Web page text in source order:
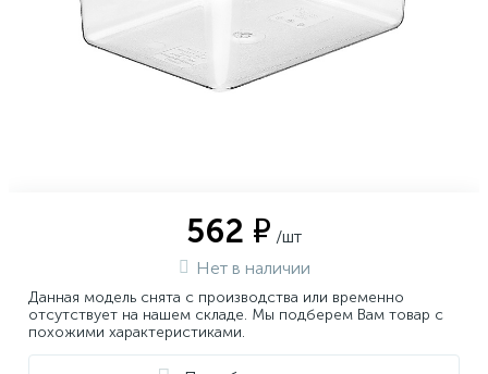
562 ₽ /шт
Нет в наличии
Данная модель снята с производства или временно
отсутствует на нашем складе. Мы подберем Вам товар с
похожими характеристиками.